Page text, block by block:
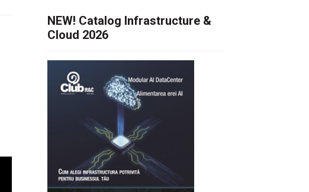
NEW! Catalog Infrastructure &
Cloud 2026